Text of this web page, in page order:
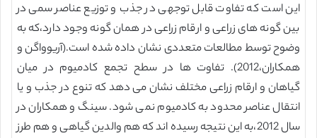
این است که تفاوت قابل توجهی در جذب و توزیع عناصر سمی در
بین گونه های زراعی و ارقام زراعی در همان گونه وجود دارد،که به
وضوح توسط مطالعات متعددی نشان داده شده است.(آریوواگن و
همکاران،2012). تفاوت ها در سطح تجمع کادمیوم در میان
گیاهان و ارقام زراعی مختلف نشان می دهد که تنوع در جذب و یا
انتقال عناصر محدود به کادمیوم نمی شود. سینگ و همکاران در
سال 2012،به این نتیجه رسیده اند که هم والدین گیاهی و هم طرز